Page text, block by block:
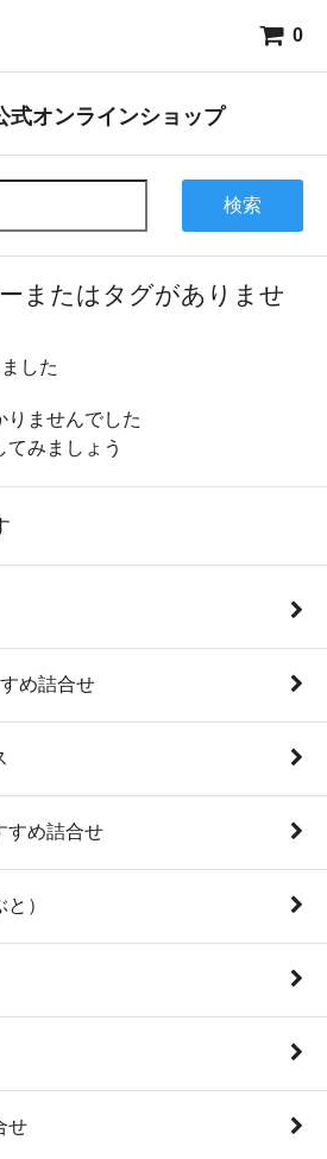
0
式オンラインショップ
検索
またはタグがありませ
した
りませんでした
みましょう
め詰合せ
すめ詰合せ
）
せ